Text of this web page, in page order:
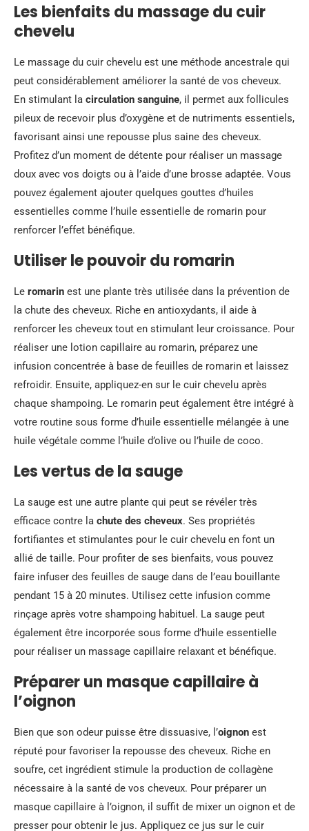
Les bienfaits du massage du cuir
chevelu
Le massage du cuir chevelu est une méthode ancestrale qui
peut considérablement améliorer la santé de vos cheveux.
En stimulant la circulation sanguine, il permet aux follicules
pileux de recevoir plus d’oxygène et de nutriments essentiels,
favorisant ainsi une repousse plus saine des cheveux.
Profitez d’un moment de détente pour réaliser un massage
doux avec vos doigts ou à l’aide d’une brosse adaptée. Vous
pouvez également ajouter quelques gouttes d’huiles
essentielles comme l’huile essentielle de romarin pour
renforcer l’effet bénéfique.
Utiliser le pouvoir du romarin
Le romarin est une plante très utilisée dans la prévention de
la chute des cheveux. Riche en antioxydants, il aide à
renforcer les cheveux tout en stimulant leur croissance. Pour
réaliser une lotion capillaire au romarin, préparez une
infusion concentrée à base de feuilles de romarin et laissez
refroidir. Ensuite, appliquez-en sur le cuir chevelu après
chaque shampoing. Le romarin peut également être intégré à
votre routine sous forme d’huile essentielle mélangée à une
huile végétale comme l’huile d’olive ou l’huile de coco.
Les vertus de la sauge
La sauge est une autre plante qui peut se révéler très
efficace contre la chute des cheveux. Ses propriétés
fortifiantes et stimulantes pour le cuir chevelu en font un
allié de taille. Pour profiter de ses bienfaits, vous pouvez
faire infuser des feuilles de sauge dans de l’eau bouillante
pendant 15 à 20 minutes. Utilisez cette infusion comme
rinçage après votre shampoing habituel. La sauge peut
également être incorporée sous forme d’huile essentielle
pour réaliser un massage capillaire relaxant et bénéfique.
Préparer un masque capillaire à
l’oignon
Bien que son odeur puisse être dissuasive, l’oignon est
réputé pour favoriser la repousse des cheveux. Riche en
soufre, cet ingrédient stimule la production de collagène
nécessaire à la santé de vos cheveux. Pour préparer un
masque capillaire à l’oignon, il suffit de mixer un oignon et de
presser pour obtenir le jus. Appliquez ce jus sur le cuir